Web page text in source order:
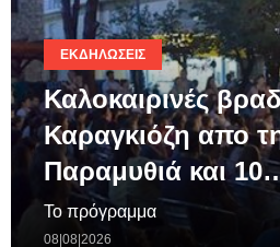
ΕΚΔΗΛΏΣΕΙΣ
Καλοκαιρινές
Καραγκιόζη απο
Παραμυθιά και
Το πρόγραμμα
08|08|2026